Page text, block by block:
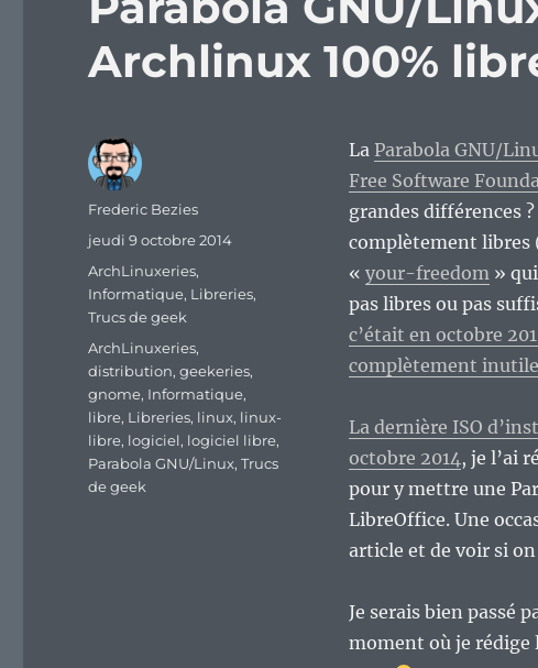
Archlinux 100%
La Parabola GNU/
Free Software
grandes différences
complètement libres
« your-freedom» qui
pas libres ou pas
c’était en octobre
complètement inutile
La dernière ISO
octobre 2014, je l’ai
pour y mettre une
LibreOffice. Une
article et de voir si
Je serais bien passé
moment où je rédige
Auteur
Frederic Bezies
Publié
jeudi 9 octobre 2014
Catégories
ArchLinuxeries,
Informatique, Libreries,
Trucs de geek
Étiquettes
ArchLinuxeries,
distribution,geekeries,
gnome, Informatique,
libre, Libreries, linux, linux-
libre, logiciel, logiciel libre,
Parabola GNU/Linux,Trucs
de geek